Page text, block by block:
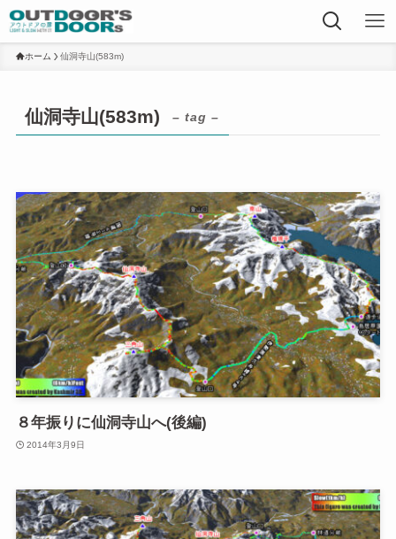
ホーム 仙洞寺山(583m)
仙洞寺山(583m) – tag –
８年振りに仙洞寺山へ(後編)
2014年3月9日